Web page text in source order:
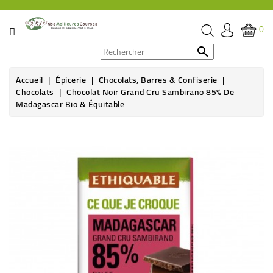
CATÉGORIE
ÉPICERIE
0

Accueil Épicerie Chocolats, Barres & Confiserie
Chocolats Chocolat Noir Grand Cru Sambirano 85% De
Madagascar Bio & Équitable